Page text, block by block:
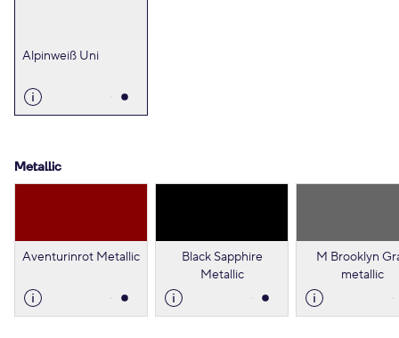
Alpinweiß Uni
Metallic
Aventurinrot Metallic
Black Sapphire
Metallic
M Brooklyn
metallic